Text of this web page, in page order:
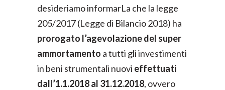
desideriamo informarLa che la legge
205/2017 (Legge di Bilancio 2018) ha
prorogato l’agevolazione del super
ammortamento a tutti gli investimenti
in beni strumentali nuovi effettuati
dall’1.1.2018 al 31.12.2018, ovvero